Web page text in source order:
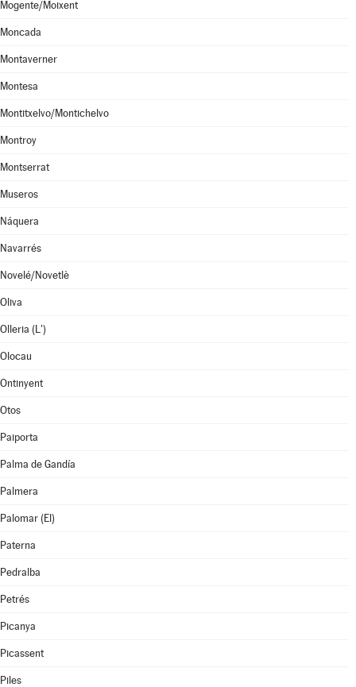
Mogente/Moixent
Moncada
Montaverner
Montesa
Montitxelvo/Montichelvo
Montroy
Montserrat
Museros
Náquera
Navarrés
Novelé/Novetlè
Oliva
Olleria (L')
Olocau
Ontinyent
Otos
Paiporta
Palma de Gandía
Palmera
Palomar (El)
Paterna
Pedralba
Petrés
Picanya
Picassent
Piles